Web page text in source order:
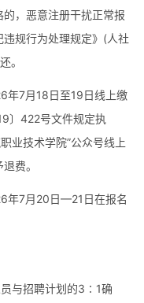
，恶意注册干扰正常报
规行为处理规定》(人社
。
年7月18日至19日线上缴
〕422号文件规定执
业技术学院”公众号线上
费。
年7月20日—21日在报名
与招聘计划的3∶1确